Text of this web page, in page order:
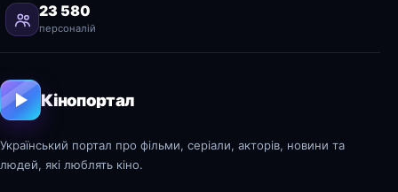
23 580
персоналій
Кінопортал
Український портал про фільми, серіали, акторів, новини та
людей, які люблять кіно.